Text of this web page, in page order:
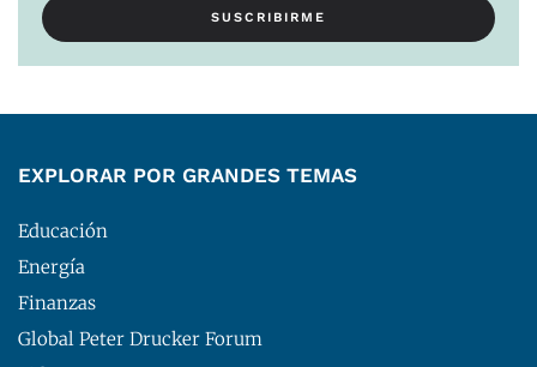
EXPLORAR POR GRANDES TEMAS
Educación
Energía
Finanzas
Global Peter Drucker Forum